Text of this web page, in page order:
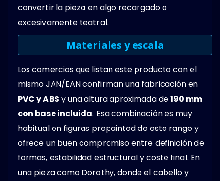
convertir la pieza en algo recargado o
excesivamente teatral.
Materiales y escala
Los comercios que listan este producto con el
mismo JAN/EAN confirman una fabricación en
PVC y ABS y una altura aproximada de190 mm
con base incluida. Esa combinación es muy
habitual en figuras prepainted de este rango y
ofrece un buen compromiso entre definición de
formas, estabilidad estructural y coste final. En
una pieza como Dorothy, donde el cabello y